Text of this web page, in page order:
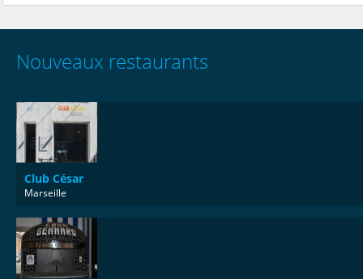
Nouveaux restaurants
Club César
Marseille